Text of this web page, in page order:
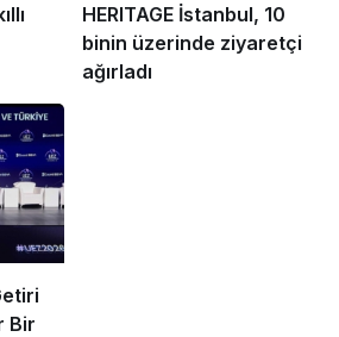
HERITAGE İstanbul, 10
binin üzerinde ziyaretçi
ağırladı
Bir